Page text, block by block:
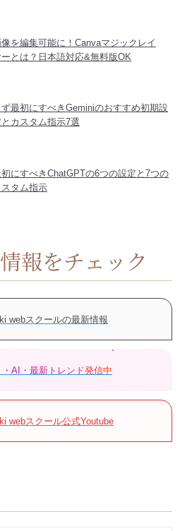
を編集可能に！Canvaマジックレイ
ーとは？日本語対応&無料版OK
ず最初にすべきGeminiのおすすめ初期設
とカスタム指示7選
にすべきChatGPTの6つの設定と7つの
スタム指示
報をチェック
webスクールの最新情報
・AI・最新トレンド発信中
webスクール公式Youtube